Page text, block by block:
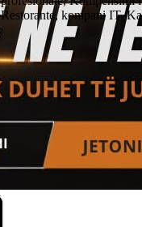
Restorante, kompani IT,